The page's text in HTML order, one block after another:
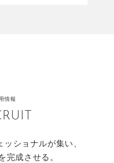
情報
ショナルが集い、
完成させる。